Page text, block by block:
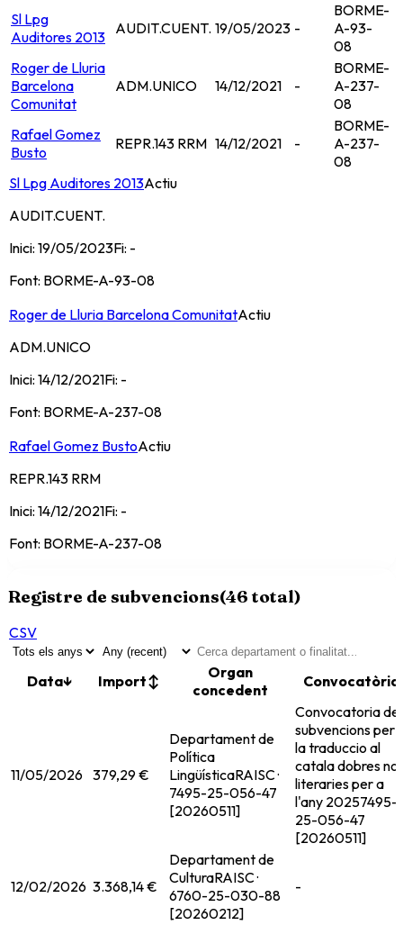
Sl Lpg
Auditores 2013 AUDIT.CUENT. 19/05/2023 -
BORME-
A-93-
08
Roger de Lluria
Barcelona
Comunitat
ADM.UNICO 14/12/2021 -
BORME-
A-237-
08
Rafael Gomez
Busto
REPR.143 RRM 14/12/2021 -
BORME-
A-237-
08
Sl Lpg Auditores 2013Actiu
AUDIT.CUENT.
Inici: 19/05/2023Fi: -
Font: BORME-A-93-08
Roger de Lluria Barcelona ComunitatActiu
ADM.UNICO
Inici: 14/12/2021Fi: -
Font: BORME-A-237-08
Rafael Gomez BustoActiu
REPR.143 RRM
Inici: 14/12/2021Fi: -
Font: BORME-A-237-08
Registre de subvencions(46 total)
CSV
Data↓ Import↕
Organ
concedent
Convocatòria
11/05/2026 379,29 €
Departament de
Política
LingüísticaRAISC ·
7495-25-056-47
[20260511]
Convocatoria de
subvencions per
la traduccio al
catala dobres no
literaries per a
l'any 20257495-
25-056-47
[20260511]
12/02/2026 3.368,14 €
Departament de
CulturaRAISC ·
6760-25-030-88
[20260212]
-